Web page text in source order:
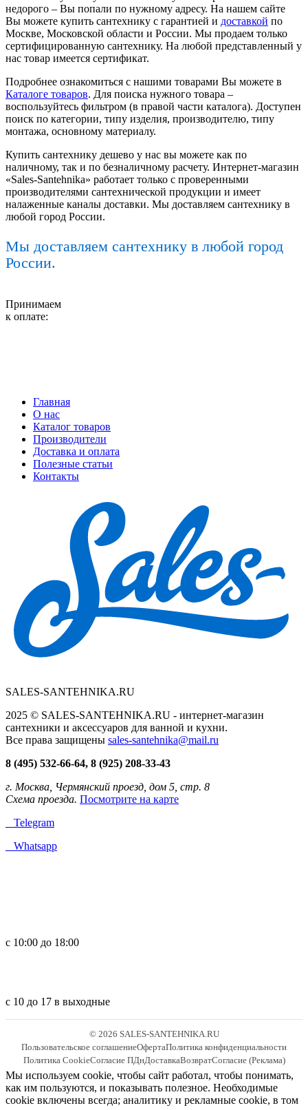
недорого – Вы попали по нужному адресу. На нашем сайте
Вы можете купить сантехнику с гарантией и доставкой по
Москве, Московской области и России. Мы продаем только
сертифицированную сантехнику. На любой представленный у
нас товар имеется сертификат.
Подробнее ознакомиться с нашими товарами Вы можете в
Каталоге товаров. Для поиска нужного товара –
воспользуйтесь фильтром (в правой части каталога). Доступен
поиск по категории, типу изделия, производителю, типу
монтажа, основному материалу.
Купить сантехнику дешево у нас вы можете как по
наличному, так и по безналичному расчету. Интернет-магазин
«Sales-Santehnika» работает только с проверенными
производителями сантехнической продукции и имеет
налаженные каналы доставки. Мы доставляем сантехнику в
любой город России.
Мы доставляем сантехнику в любой город
России.
Принимаем
к оплате:
Главная
О нас
Каталог товаров
Производители
Доставка и оплата
Полезные статьи
Контакты
SALES-SANTEHNIKA.RU
2025 © SALES-SANTEHNIKA.RU - интернет-магазин
сантехники и аксессуаров для ванной и кухни.
Все права защищены sales-santehnika@mail.ru
8 (495) 532-66-64, 8 (925) 208-33-43
г. Москва, Чермянский проезд, дом 5, стр. 8
Схема проезда. Посмотрите на карте
Telegram
Whatsapp
с 10:00 до 18:00
с 10 до 17 в выходные
© 2026 SALES-SANTEHNIKA.RU
Пользовательское соглашениеОфертаПолитика конфиденциальности
Политика CookieСогласие ПДнДоставкаВозвратСогласие (Реклама)
Мы используем cookie, чтобы сайт работал, чтобы понимать,
как им пользуются, и показывать полезное. Необходимые
cookie включены всегда; аналитику и рекламные cookie, в том